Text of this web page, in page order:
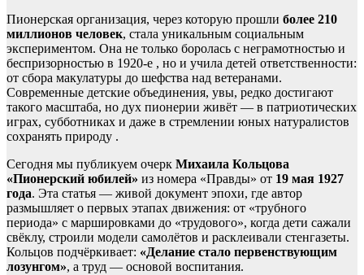
Пионерская организация, через которую прошли более 210
миллионов человек, стала уникальным социальным
экспериментом. Она не только боролась с неграмотностью и
беспризорностью в 1920-е , но и учила детей ответственности:
от сбора макулатуры до шефства над ветеранами.
Современные детские объединения, увы, редко достигают
такого масштаба, но дух пионерии живёт — в патриотических
играх, субботниках и даже в стремлении юных натуралистов
сохранять природу .
Сегодня мы публикуем очерк Михаила Кольцова
«Пионерский юбилей» из номера «Правды» от 19 мая 1927
года. Эта статья — живой документ эпохи, где автор
размышляет о первых этапах движения: от «трубного
периода» с маршировками до «трудового», когда дети сажали
свёклу, строили модели самолётов и расклеивали стенгазеты.
Кольцов подчёркивает: «Делание стало первенствующим
лозунгом», а труд — основой воспитания.